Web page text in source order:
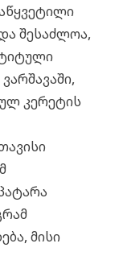
შესაძლოა,
კერეტის
მისი